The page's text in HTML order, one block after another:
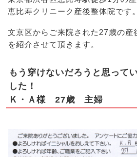
恵比寿クリニーク産後整体院です。
文京区からご来院された27歳の産
を紹介させて頂きます。
もう穿けないだろうと思って
した！
Ｋ・Ａ様 27歳 主婦